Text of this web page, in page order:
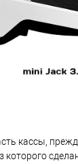
кассы,
которого